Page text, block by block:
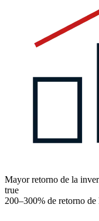
Mayor retorno de la
true
200–300% de retorno